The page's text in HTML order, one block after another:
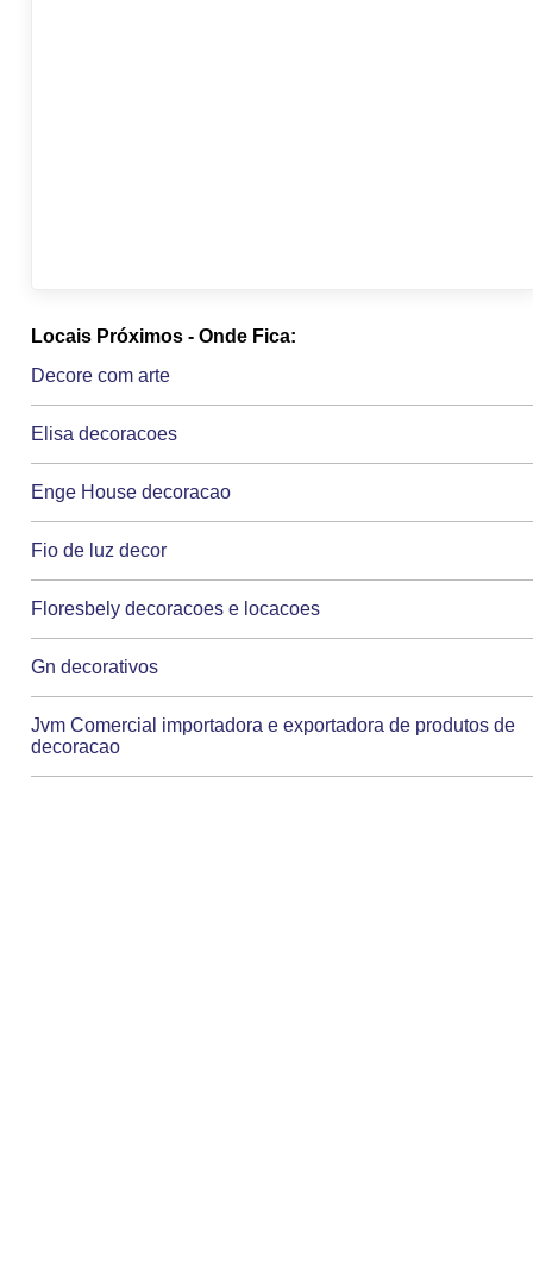
Locais Próximos - Onde Fica:
Decore com arte
Elisa decoracoes
Enge House decoracao
Fio de luz decor
Floresbely decoracoes e locacoes
Gn decorativos
Jvm Comercial importadora e exportadora de produtos de
decoracao